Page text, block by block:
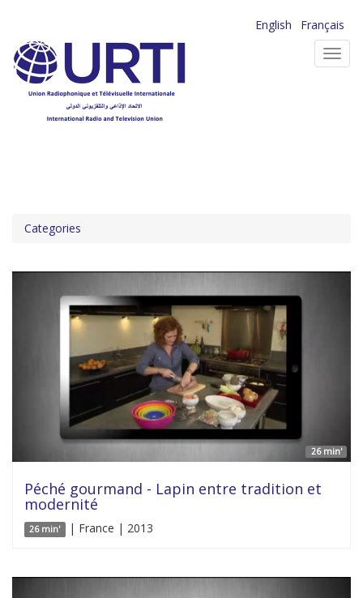
contenu
principal
English
Français
Categories
26 min'
Péché gourmand - Lapin entre tradition et
modernité
26 min' | France | 2013